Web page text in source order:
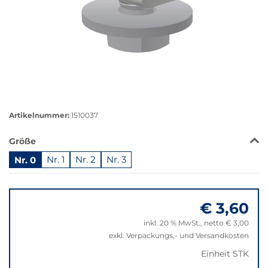
anzeigen
Artikelnummer: 1510037
Das
ist
in
dieser
Größe
Nr. 0 Nr. 1 Nr. 2 Nr. 3
zu
€ 3,60
inkl. 20 % MwSt., netto € 3,00
exkl. Verpackungs,- und Versandkosten
Einheit STK